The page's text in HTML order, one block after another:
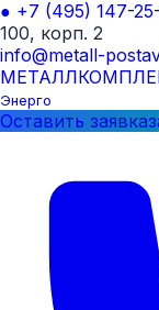
● +7 (495) 147-
100, корп. 2
info@metall-
МЕТАЛЛ
Энерго
Оставить заявка